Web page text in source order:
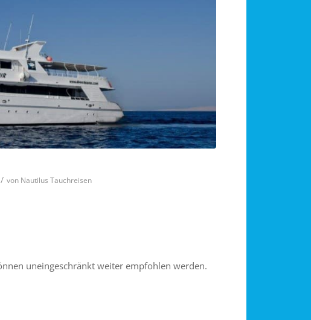
/ von Nautilus Tauchreisen
uneingeschränkt weiter empfohlen werden.